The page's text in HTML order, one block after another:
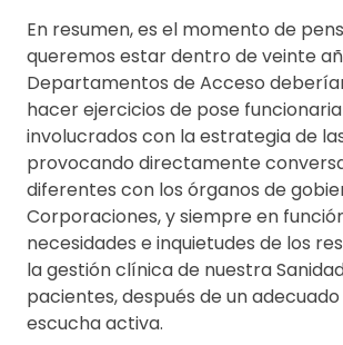
En resumen, es el momento de
queremos estar dentro de veinte
Departamentos de Acceso
hacer ejercicios de pose
involucrados con la estrategia de
provocando directamente
diferentes con los órganos de
Corporaciones, y siempre en
necesidades e inquietudes de los
la gestión clínica de nuestra
pacientes, después de un
escucha activa.